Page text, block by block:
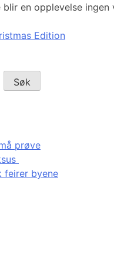
en opplevelse ingen
Edition
Søk
prøve
feirer byene